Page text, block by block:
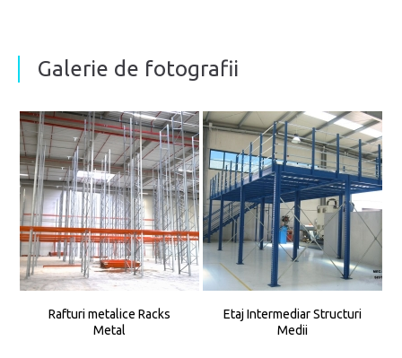
Galerie de fotografii
Rafturi metalice Racks
Metal
Etaj Intermediar Structuri
Medii